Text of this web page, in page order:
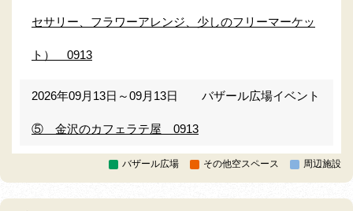
セサリー、フラワーアレンジ、少しのフリーマーケッ
ト） 0913
2026年09月13日 ～09月13日 バザール広場イベント
⑤ 金沢のカフェラテ屋 0913
バザール広場 その他空スペース 周辺施設